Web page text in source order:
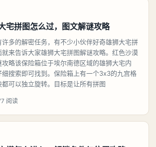
宅拼图怎么过，图文解谜攻略
多的解密任务，有不少小伙伴好奇雄狮大宅拼
来告诉大家雄狮大宅拼图解谜攻略。红色沙漠
略该保险箱位于埃尔南德区域的雄狮大宅内
搜索即可找到。保险箱上有一个3x3的九宫格
可以独立旋转。目标是让所有拼图
阅读